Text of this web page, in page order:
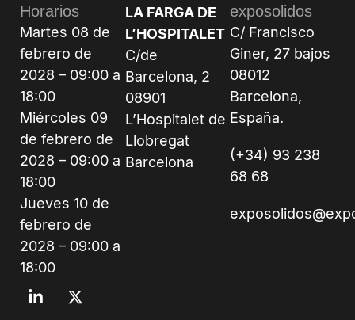
Horarios
Martes 08 de
febrero de
2028 – 09:00 a
18:00
Miércoles 09
de febrero de
2028 – 09:00 a
18:00
Jueves 10 de
febrero de
2028 – 09:00 a
18:00
LA FARGA DE
L’HOSPITALET
C/de
Barcelona, 2
08901
L’Hospitalet de
Llobregat
Barcelona
exposolidos
C/ Francisco
Giner, 27 bajos
08012
Barcelona,
España.
(+34) 93 238
68 68